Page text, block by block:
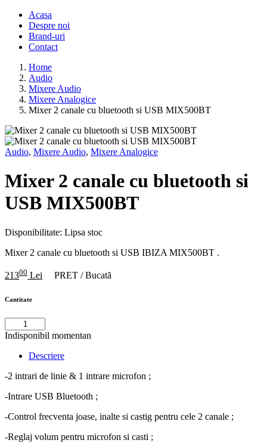
Acasa
Despre noi
Brand-uri
Contact
Home
Audio
Mixere Audio
Mixere Analogice
Mixer 2 canale cu bluetooth si USB MIX500BT
Audio, Mixere Audio, Mixere Analogice
Mixer 2 canale cu bluetooth si
USB MIX500BT
Disponibilitate: Lipsa stoc
Mixer 2 canale cu bluetooth si USB IBIZA MIX500BT .
21300 Lei PRET / Bucată
Cantitate
Indisponibil momentan
Descriere
-2 intrari de linie & 1 intrare microfon ;
-Intrare USB Bluetooth ;
-Control frecventa joase, inalte si castig pentru cele 2 canale ;
-Reglaj volum pentru microfon si casti ;